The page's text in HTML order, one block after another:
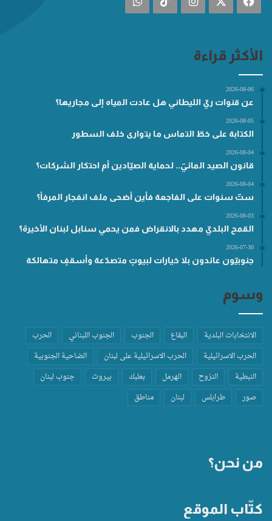
الأكثر قراءة
2026-08-06
عن قنوات ريّ الليطاني هل عادت المياه إلى مجاريها؟
2026-08-05
الكتابة على خطّ التماس ما يتوارى خلف السطور
2026-08-04
قانون الصيد المائيّ.. لحماية الصيّادين أم احتكار الشركات؟
2026-08-04
ستّ سنوات على الفاجعة فأين أضحى ملف انفجار المرفأ؟
2026-08-03
القمح البلديّ مهدد بالانقراض فمن يحمي سنابل لبنان الأخيرة؟
2026-07-30
جنوبيّون عائدون بلا خيارات لبيوتٍ متصدّعة وأسقفٍ متهالكة
وسوم
الانتخابات البلدية البقاع الجنوب الجنوب اللبناني
الحرب
الحرب الاسرائيلية
الحرب الاسرائيلية على لبنان
الضاحية الجنوبية
النبطية
النزوح الهرمل بعلبك بيروت
جنوب لبنان
صور
طرابلس لبنان مناطق
من نحن؟
كتّاب الموقع